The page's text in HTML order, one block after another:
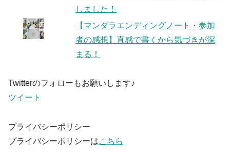
しました！
【マンダラエンディングノート・参加
者の感想】直感で書くから気づきが深
まる！
Twitterのフォローもお願いします♪
ツイート
プライバシーポリシー
プライバシーポリシーはこちら